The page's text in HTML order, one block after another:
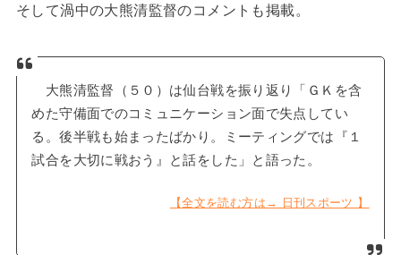
そして渦中の大熊清監督のコメントも掲載。
大熊清監督（５０）は仙台戦を振り返り「ＧＫを含
めた守備面でのコミュニケーション面で失点してい
る。後半戦も始まったばかり。ミーティングでは『１
試合を大切に戦おう』と話をした」と語った。
【全文を読む方は→ 日刊スポーツ 】